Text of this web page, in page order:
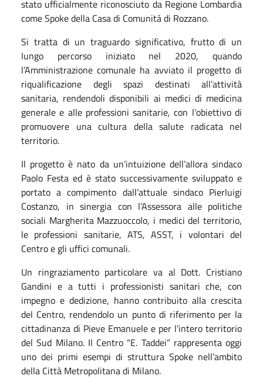
stato ufficialmente riconosciuto da Regione Lombardia
come Spoke della Casa di Comunità di Rozzano.
Si tratta di un traguardo significativo, frutto di un
lungo percorso iniziato nel 2020, quando
l’Amministrazione comunale ha avviato il progetto di
riqualificazione degli spazi destinati all’attività
sanitaria, rendendoli disponibili ai medici di medicina
generale e alle professioni sanitarie, con l'obiettivo di
promuovere una cultura della salute radicata nel
territorio.
Il progetto è nato da un’intuizione dell’allora sindaco
Paolo Festa ed è stato successivamente sviluppato e
portato a compimento dall’attuale sindaco Pierluigi
Costanzo, in sinergia con l’Assessora alle politiche
sociali Margherita Mazzuoccolo, i medici del territorio,
le professioni sanitarie, ATS, ASST, i volontari del
Centro e gli uffici comunali.
Un ringraziamento particolare va al Dott. Cristiano
Gandini e a tutti i professionisti sanitari che, con
impegno e dedizione, hanno contribuito alla crescita
del Centro, rendendolo un punto di riferimento per la
cittadinanza di Pieve Emanuele e per l’intero territorio
del Sud Milano. Il Centro “E. Taddei” rappresenta oggi
uno dei primi esempi di struttura Spoke nell’ambito
della Città Metropolitana di Milano.